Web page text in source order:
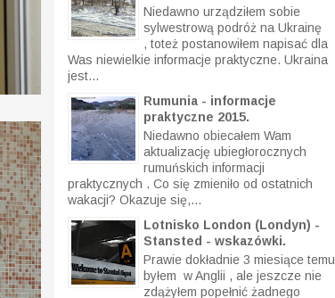
Niedawno urządziłem sobie
sylwestrową podróż na Ukrainę
, toteż postanowiłem napisać dla
Was niewielkie informacje praktyczne. Ukraina
jest...
Rumunia - informacje
praktyczne 2015.
Niedawno obiecałem Wam
aktualizację ubiegłorocznych
rumuńskich informacji
praktycznych . Co się zmieniło od ostatnich
wakacji? Okazuje się,...
Lotnisko London (Londyn) -
Stansted - wskazówki.
Prawie dokładnie 3 miesiące temu
byłem w Anglii , ale jeszcze nie
zdążyłem popełnić żadnego